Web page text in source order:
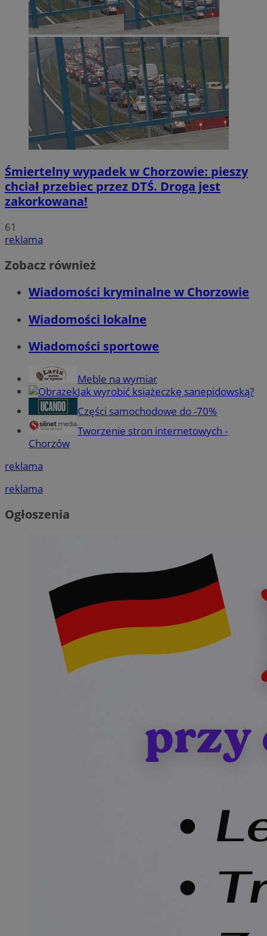
Śmiertelny wypadek w Chorzowie: pieszy
chciał przebiec przez DTŚ. Droga jest
zakorkowana!
61
reklama
Zobacz również
Wiadomości kryminalne w Chorzowie
Wiadomości lokalne
Wiadomości sportowe
Meble na wymiar
Jak wyrobić książeczkę sanepidowską?
Części samochodowe do -70%
Tworzenie stron internetowych -
Chorzów
reklama
reklama
Ogłoszenia